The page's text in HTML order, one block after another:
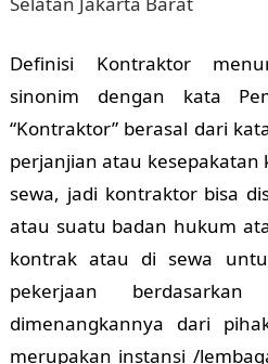
Definisi Kontraktor
sinonim dengan kata
“Kontraktor” berasal dari
perjanjian atau kesepakatan
sewa, jadi kontraktor bisa
atau suatu badan hukum
kontrak atau di sewa
pekerjaan
dimenangkannya dari
merupakan instansi /